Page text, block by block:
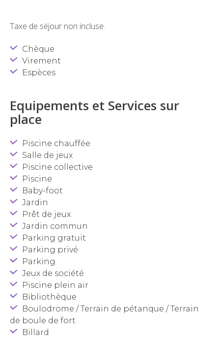
Taxe de séjour non incluse.
Chèque
Virement
Espèces
Equipements et Services sur
place
Piscine chauffée
Salle de jeux
Piscine collective
Piscine
Baby-foot
Jardin
Prêt de jeux
Jardin commun
Parking gratuit
Parking privé
Parking
Jeux de société
Piscine plein air
Bibliothèque
Boulodrome / Terrain de pétanque / Terrain
de boule de fort
Billard